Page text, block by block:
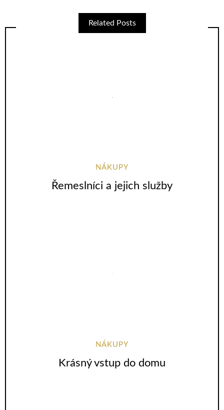
Related Posts
NÁKUPY
Řemeslníci a jejich služby
NÁKUPY
Krásný vstup do domu